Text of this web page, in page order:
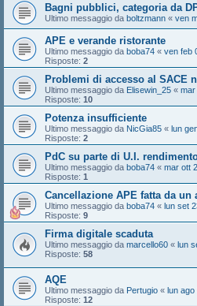
Bagni pubblici, categoria da
Ultimo messaggio da boltzmann « ven
APE e verande ristorante
Ultimo messaggio da boba74 « ven feb
Risposte: 2
Problemi di accesso al SACE
Ultimo messaggio da Elisewin_25 « mar
Risposte: 10
Potenza insufficiente
Ultimo messaggio da NicGia85 « lun
Risposte: 2
PdC su parte di U.I.
Ultimo messaggio da boba74 « mar ott
Risposte: 1
Cancellazione APE fatta da
Ultimo messaggio da boba74 « lun set
Risposte: 9
Firma digitale scaduta
Ultimo messaggio da marcello60 « lun
Risposte: 58
AQE
Ultimo messaggio da Pertugio « lun
Risposte: 12